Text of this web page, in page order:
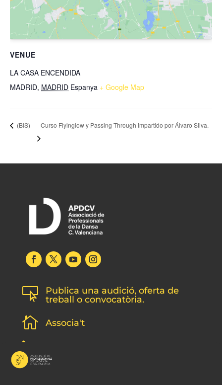
VENUE
LA CASA ENCENDIDA
MADRID, MADRID Espanya + Google Map
(BIS) Curso Flyinglow y Passing Through impartido por Álvaro Silva.

Publica una audició, oferta de
treball o convocatòria.
 Associa't
l